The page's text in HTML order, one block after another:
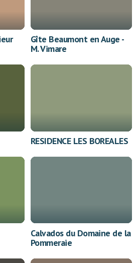
Gîte Beaumont en Auge -
M. Vimare
RESIDENCE LES BOREALES
Calvados du Domaine de la
Pommeraie